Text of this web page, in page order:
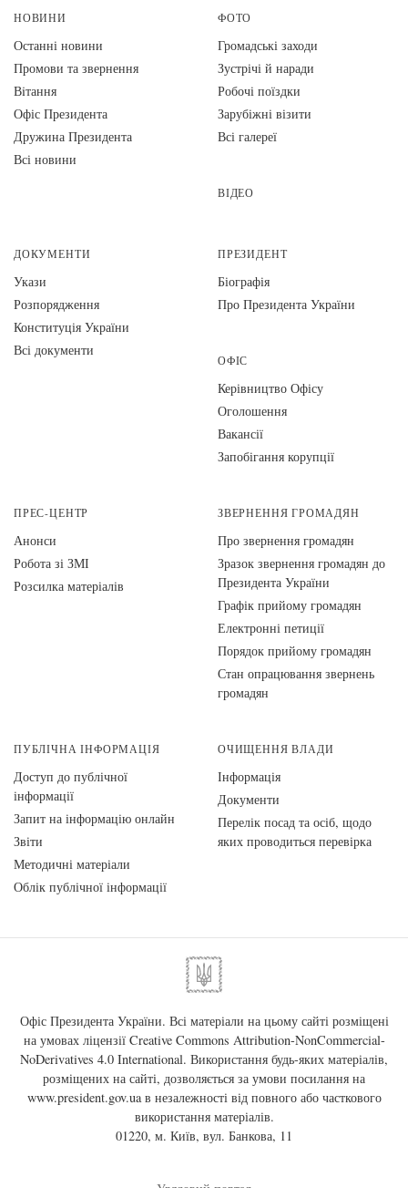
НОВИНИ
Останні новини
Промови та звернення
Вiтання
Офіс Президента
Дружина Президента
Всі новини
ФОТО
Громадські заходи
Зустрічі й наради
Робочі поїздки
Зарубіжні візити
Всі галереї
ВІДЕО
ДОКУМЕНТИ
Укази
Розпорядження
Конституція України
Всі документи
ПРЕЗИДЕНТ
Біографія
Про Президента України
ОФІС
Керівництво Офісу
Оголошення
Вакансії
Запобігання корупції
ПРЕС-ЦЕНТР
Анонси
Робота зі ЗМІ
Розсилка матеріалів
ЗВЕРНЕННЯ ГРОМАДЯН
Про звернення громадян
Зразок звернення громадян до
Президента України
Графік прийому громадян
Електронні петиції
Порядок прийому громадян
Стан опрацювання звернень
громадян
ПУБЛІЧНА ІНФОРМАЦІЯ
Доступ до публічної
інформації
Запит на інформацію онлайн
Звіти
Методичні матеріали
Облік публічної інформації
ОЧИЩЕННЯ ВЛАДИ
Інформація
Документи
Перелік посад та осіб, щодо
яких проводиться перевірка
Офіс Президента України. Всі матеріали на цьому сайті розміщені
на умовах ліцензії Creative Commons Attribution-NonCommercial-
NoDerivatives 4.0 International. Використання будь-яких матеріалів,
розміщених на сайті, дозволяється за умови посилання на
www.president.gov.uaв незалежності від повного або часткового
використання матеріалів.
01220, м. Київ, вул. Банкова, 11